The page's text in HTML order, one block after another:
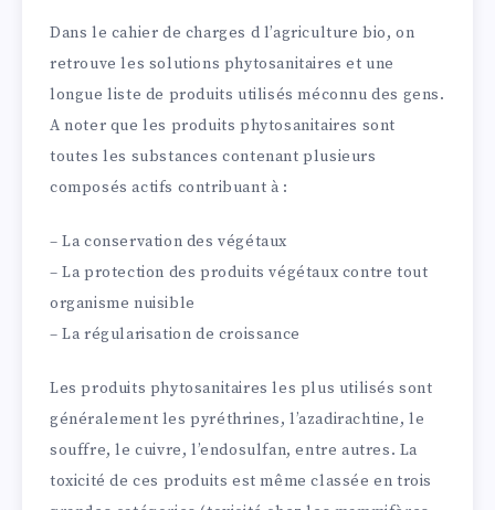
Dans le cahier de charges d l’agriculture bio, on
retrouve les solutions phytosanitaires et une
longue liste de produits utilisés méconnu des gens.
A noter que les produits phytosanitaires sont
toutes les substances contenant plusieurs
composés actifs contribuant à :
– La conservation des végétaux
– La protection des produits végétaux contre tout
organisme nuisible
– La régularisation de croissance
Les produits phytosanitaires les plus utilisés sont
généralement les pyréthrines, l’azadirachtine, le
souffre, le cuivre, l’endosulfan, entre autres. La
toxicité de ces produits est même classée en trois